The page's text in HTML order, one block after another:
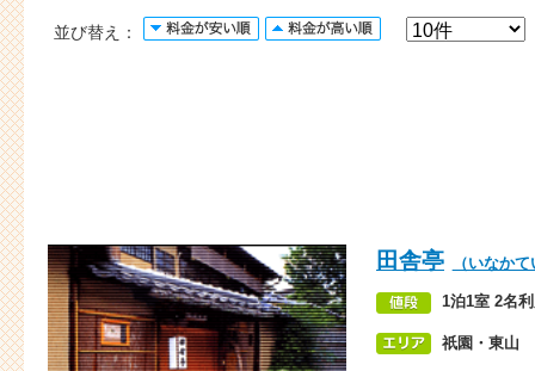
並び替え：
田舎亭 （いなか
1泊1室 2名
祇園・東山